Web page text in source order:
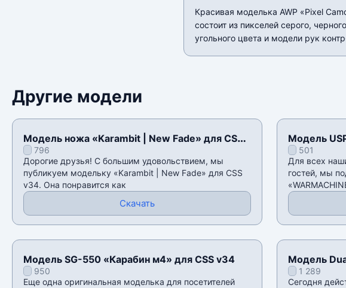
Красивая моделька AWP «Pixel
состоит из пикселей серого,
угольного цвета и модели рук
Другие модели
Модель ножа «Karambit | New Fade» для CSS
v34796
Дорогие друзья! С большим удовольствием, мы
публикуем модельку «Karambit | New Fade» для CSS
v34. Она понравится как
Скачать
Модель
501
Для всех
гостей, мы
Модель SG-550 «Карабин м4» для CSS v34
950
Еще одна оригинальная моделька для посетителей
Модель
CSS v34
1 289
Сегодня